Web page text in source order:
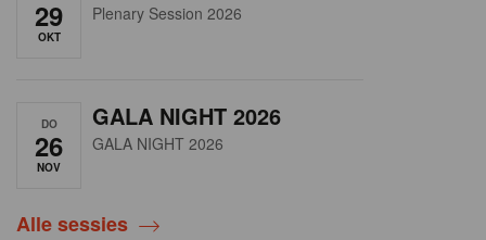
29
OKT
Plenary Session 2026
DO
26
NOV
GALA NIGHT 2026
GALA NIGHT 2026
Alle sessies